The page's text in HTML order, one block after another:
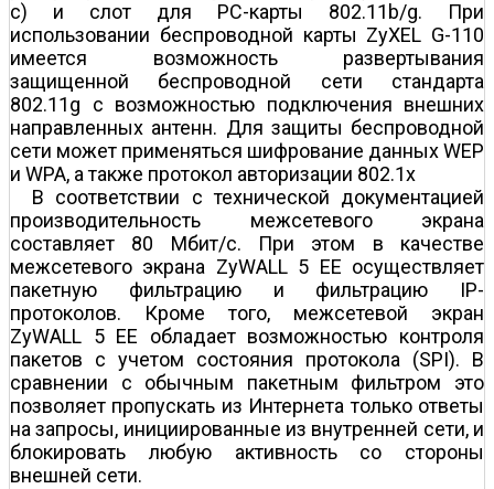
с) и слот для PC-карты 802.11b/g. При
использовании беспроводной карты ZyXEL G-110
имеется возможность развертывания
защищенной беспроводной сети стандарта
802.11g с возможностью подключения внешних
направленных антенн. Для защиты беспроводной
сети может применяться шифрование данных WEP
и WPA, а также протокол авторизации 802.1х
В соответствии с технической документацией
производительность межсетевого экрана
составляет 80 Мбит/с. При этом в качестве
межсетевого экрана ZyWALL 5 EE осуществляет
пакетную фильтрацию и фильтрацию IP-
протоколов. Кроме того, межсетевой экран
ZyWALL 5 EE обладает возможностью контроля
пакетов с учетом состояния протокола (SPI). В
сравнении с обычным пакетным фильтром это
позволяет пропускать из Интернета только ответы
на запросы, инициированные из внутренней сети, и
блокировать любую активность со стороны
внешней сети.